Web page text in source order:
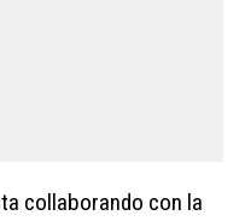
collaborando con la